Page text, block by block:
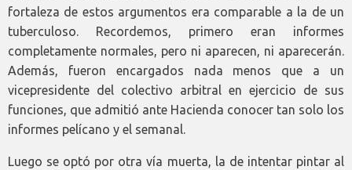
fortaleza de estos argumentos era comparable a la de un
tuberculoso. Recordemos, primero eran informes
completamente normales, pero ni aparecen, ni aparecerán.
Además, fueron encargados nada menos que a un
vicepresidente del colectivo arbitral en ejercicio de sus
funciones, que admitió ante Hacienda conocer tan solo los
informes pelícano y el semanal.
Luego se optó por otra vía muerta, la de intentar pintar al